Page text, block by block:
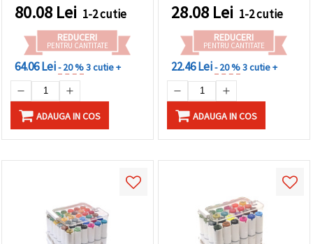
80.08 Lei 1-2 cutie
REDUCERI
PENTRU CANTITATE
64.06 Lei- 20 %3 cutie +
ADAUGA IN COS
28.08 Lei 1-2 cutie
REDUCERI
PENTRU CANTITATE
22.46 Lei- 20 %3 cutie +
ADAUGA IN COS